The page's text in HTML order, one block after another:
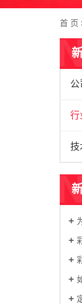
首 页
公
行
技